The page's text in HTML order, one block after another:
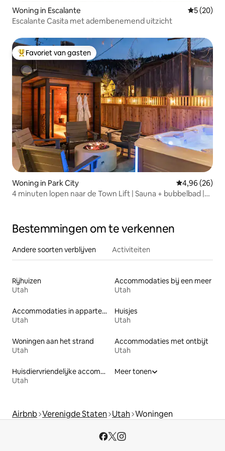
Woning in Escalante
5 (20)
Escalante Casita met adembenemend uitzicht
Topfavoriet van gasten
Favoriet van gasten
Woning in Park City Gemiddelde
4,96 (26)
4 minuten lopen naar de Town Lift | Sauna + bubbelbad |
Bestemmingen om te verkennen
Andere soorten verblijven Activiteiten
Rijhuizen
Utah
Accommodaties bij een meer
Utah
Accommodaties in appartementen met diensten
Utah
Huisjes
Utah
Woningen aan het strand
Utah
Accommodaties met ontbijt
Utah
Huisdiervriendelijke accommodaties
Utah
Meer tonen
Airbnb Verenigde Staten Utah Woningen